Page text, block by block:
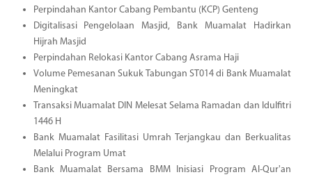
Perpindahan Kantor Cabang Pembantu (KCP) Genteng
Digitalisasi Pengelolaan Masjid, Bank Muamalat Hadirkan
Hijrah Masjid
Perpindahan Relokasi Kantor Cabang Asrama Haji
Volume Pemesanan Sukuk Tabungan ST014 di Bank Muamalat
Meningkat
Transaksi Muamalat DIN Melesat Selama Ramadan dan Idulfitri
1446 H
Bank Muamalat Fasilitasi Umrah Terjangkau dan Berkualitas
Melalui Program Umat
Bank Muamalat Bersama BMM Inisiasi Program Al-Qur'an